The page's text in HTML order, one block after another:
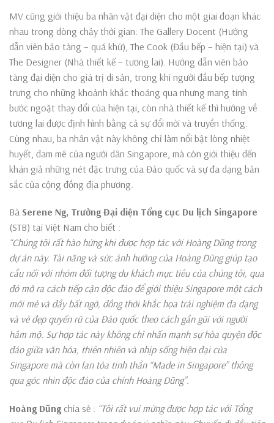
MV cũng giới thiệu ba nhân vật đại diện cho một giai đoạn khác
nhau trong dòng chảy thời gian: The Gallery Docent (Hướng
dẫn viên bảo tàng – quá khứ), The Cook (Đầu bếp – hiện tại) và
The Designer (Nhà thiết kế – tương lai). Hướng dẫn viên bảo
tàng đại diện cho giá trị di sản, trong khi người đầu bếp tượng
trưng cho những khoảnh khắc thoáng qua nhưng mang tính
bước ngoặt thay đổi của hiện tại, còn nhà thiết kế thì hướng về
tương lai được định hình bằng cả sự đổi mới và truyền thống.
Cùng nhau, ba nhân vật này không chỉ làm nổi bật lòng nhiệt
huyết, đam mê của người dân Singapore, mà còn giới thiệu đến
khán giả những nét đặc trưng của Đảo quốc và sự đa dạng bản
sắc của cộng đồng địa phương.
Bà Serene Ng, Trưởng Đại diện Tổng cục Du lịch Singapore
(STB) tại Việt Nam cho biết :
“Chúng tôi rất hào hứng khi được hợp tác với Hoàng Dũng trong
dự án này. Tài năng và sức ảnh hưởng của Hoàng Dũng giúp tạo
cầu nối với nhóm đối tượng du khách mục tiêu của chúng tôi, qua
đó mở ra cách tiếp cận độc đáo để giới thiệu Singapore một cách
mới mẻ và đầy bất ngờ, đồng thời khắc họa trải nghiệm đa dạng
và vẻ đẹp quyến rũ của Đảo quốc theo cách gần gũi với người
hâm mộ. Sự hợp tác này không chỉ nhấn mạnh sự hòa quyện độc
đáo giữa văn hóa, thiên nhiên và nhịp sống hiện đại của
Singapore mà còn lan tỏa tinh thần “Made in Singapore” thông
qua góc nhìn độc đáo của chính Hoàng Dũng”.
Hoàng Dũng chia sẻ : “Tôi rất vui mừng được hợp tác với Tổng